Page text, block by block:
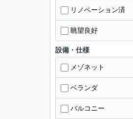
リノベーション済
眺望良好
設備・仕様
メゾネット
ベランダ
バルコニー